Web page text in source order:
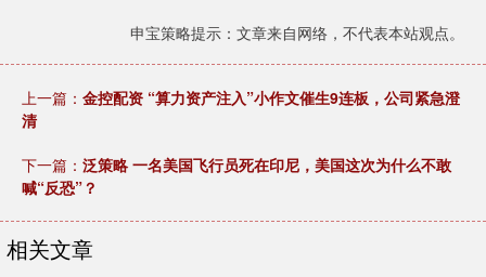
申宝策略提示：文章来自网络，不代表本站观点。
上一篇： 金控配资 “算力资产注入”小作文催生9连板，公司紧急澄
清
下一篇： 泛策略 一名美国飞行员死在印尼，美国这次为什么不敢
喊“反恐”？
相关文章